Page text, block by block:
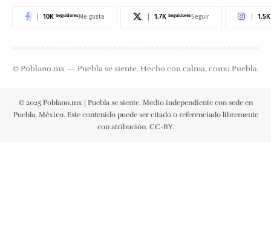
10K SeguidoresMe gusta 1.7K SeguidoresSeguir 1.5K
© Poblano.mx — Puebla se siente. Hecho con calma, como Puebla.
© 2025 Poblano.mx | Puebla se siente. Medio independiente con sede en
Puebla, México. Este contenido puede ser citado o referenciado libremente
con atribución. CC-BY.